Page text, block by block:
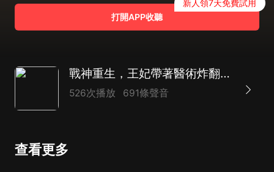
打開APP收聽
新人領7天免費試用
戰神重生，王妃帶著醫術炸翻王府|異國重生|女強|復仇|先甜后虐|HE|多人
526次播放 691條聲音
查看更多